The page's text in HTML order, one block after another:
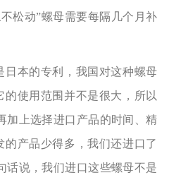
松动”螺母需要每隔几个月补
日本的专利，我国对这种螺母
使用范围并不是很大，所以
加上选择进口产品的时间、精
产品少得多，我们还进口了
话说，我们进口这些螺母不是